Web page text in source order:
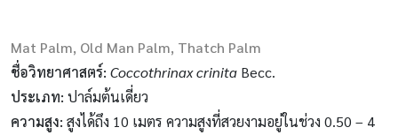
Mat Palm, Old Man Palm, Thatch Palm
ชื่อวิทยาศาสตร์: Coccothrinax crinita Becc.
ประเภท: ปาล์มต้นเดี่ยว
ความสูง: สูงได้ถึง 10 เมตร ความสูงที่สวยงามอยู่ในช่วง 0.50 – 4